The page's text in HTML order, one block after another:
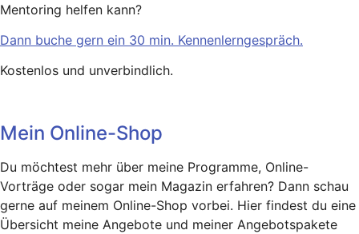
Mentoring helfen kann?
Dann buche gern ein 30 min. Kennenlerngespräch.
Kostenlos und unverbindlich.
Mein Online-Shop
Du möchtest mehr über meine Programme, Online-
Vorträge oder sogar mein Magazin erfahren? Dann schau
gerne auf meinem Online-Shop vorbei. Hier findest du eine
Übersicht meine Angebote und meiner Angebotspakete